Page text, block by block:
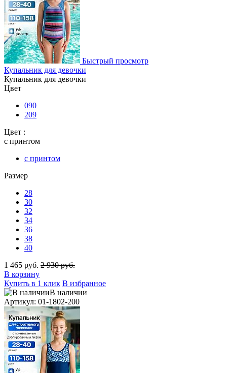
Быстрый просмотр
Купальник для девочки
Купальник для девочки
Цвет
090
209
Цвет :
с принтом
с принтом
Размер
28
30
32
34
36
38
40
1 465 руб. 2 930 руб.
В корзину
Купить в 1 клик В избранное
В наличии
Артикул: 01-1802-200